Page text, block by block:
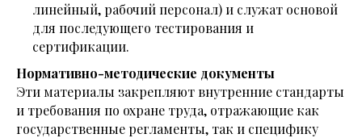
линейный, рабочий персонал) и служат основой
для последующего тестирования и
сертификации.
Нормативно-методические документы
Эти материалы закрепляют внутренние стандарты
и требования по охране труда, отражающие как
государственные регламенты, так и специфику